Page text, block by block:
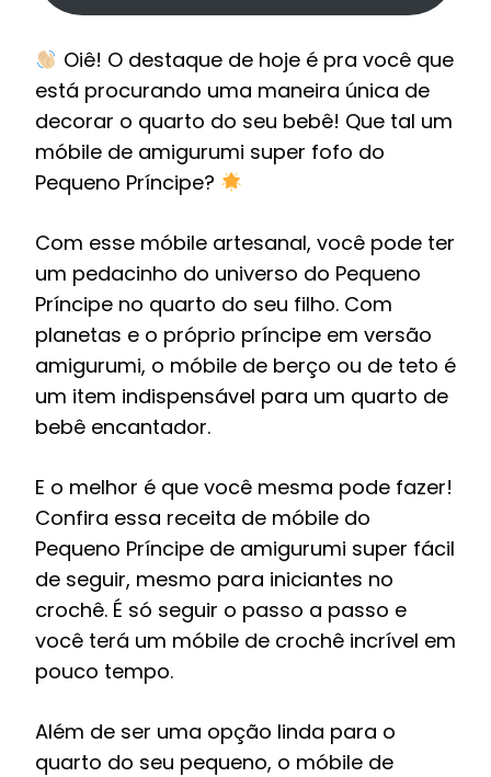
Oiê! O destaque de hoje é pra você que
está procurando uma maneira única de
decorar o quarto do seu bebê! Que tal um
móbile de amigurumi super fofo do
Pequeno Príncipe?
Com esse móbile artesanal, você pode ter
um pedacinho do universo do Pequeno
Príncipe no quarto do seu filho. Com
planetas e o próprio príncipe em versão
amigurumi, o móbile de berço ou de teto é
um item indispensável para um quarto de
bebê encantador.
E o melhor é que você mesma pode fazer!
Confira essa receita de móbile do
Pequeno Príncipe de amigurumi super fácil
de seguir, mesmo para iniciantes no
crochê. É só seguir o passo a passo e
você terá um móbile de crochê incrível em
pouco tempo.
Além de ser uma opção linda para o
quarto do seu pequeno, o móbile de